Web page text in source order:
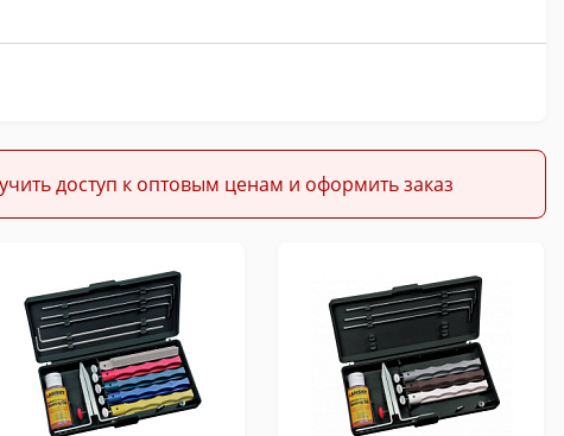
Темляки и Бусины Масла для ножей
доступ к оптовым ценам и оформить заказ